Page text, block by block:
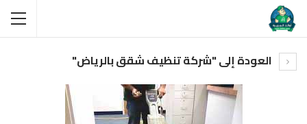
العودة إلى "شركة تنظيف شقق بالرياض"